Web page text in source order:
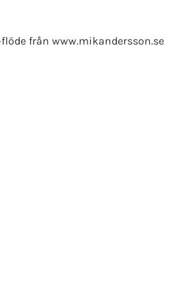
flöde från www.mikandersson.se